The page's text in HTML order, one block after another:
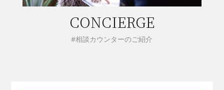
CONCIERGE
#相談カウンターのご紹介